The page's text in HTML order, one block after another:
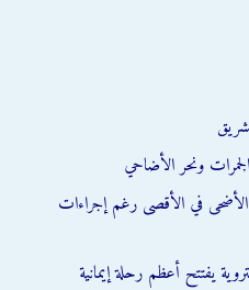
ونحر الأضاحي
في الأقصى رغم إجراءات
يفتتح أعظم رحلة إيمانية